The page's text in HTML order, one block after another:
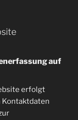
auf
erfolgt
Kontaktdaten